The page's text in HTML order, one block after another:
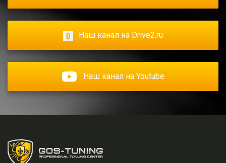
Наш канал на Drive2.ru
Наш канал на Youtube